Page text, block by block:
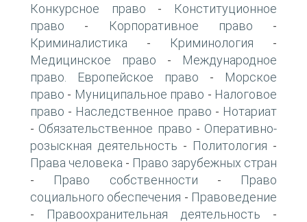
Конкурсное право -
Конституционное
право - Корпоративное право -
Криминалистика - Криминология -
Медицинское право -
Международное
право. Европейское право -
Морское
право - Муниципальное право - Налоговое
право - Наследственное право - Нотариат
- Обязательственное право - Оперативно-
розыскная деятельность - Политология -
Права человека - Право зарубежных стран
- Право собственности -
Право
социального обеспечения - Правоведение
- Правоохранительная деятельность -